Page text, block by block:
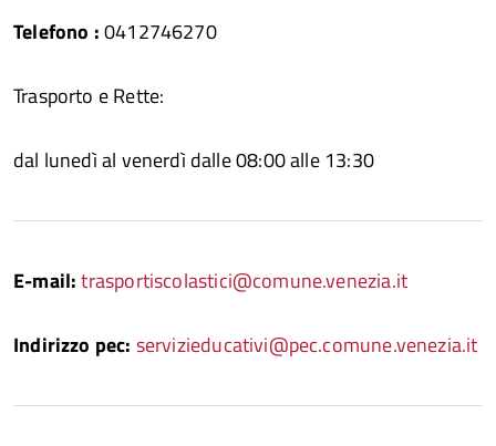
Telefono :0412746270
Trasporto e Rette:
dal lunedì al venerdì dalle 08:00 alle 13:30
E-mail:trasportiscolastici@comune.venezia.it
Indirizzo pec: servizieducativi@pec.comune.venezia.it